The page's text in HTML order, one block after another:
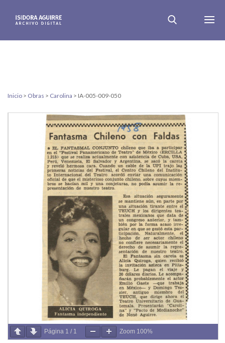
Inicio > Obras > Carolina > IA-005-009-050
Página 1 / 1 Zoom 100%